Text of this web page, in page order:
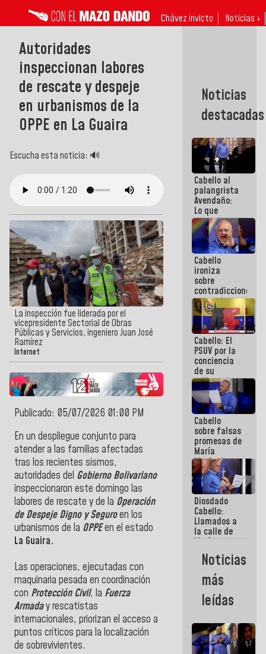
Chávez invicto Noticias ↓
Autoridades
inspeccionan labores
de rescate y despeje
en urbanismos de la
OPPE en La Guaira
Escucha esta noticia: 🔊
La inspección fue liderada por el
vicepresidente Sectorial de Obras
Públicas y Servicios, ingeniero Juan José
Ramírez
Internet
Publicado: 05/07/2026 01:00 PM
En un despliegue conjunto para
atender a las familias afectadas
tras los recientes sismos,
autoridades del Gobierno Bolivariano
inspeccionaron este domingo las
labores de rescate y de la Operación
de Despeje Digno y Seguroen los
urbanismos de la OPPEen el estado
La Guaira.
Las operaciones, ejecutadas con
maquinaria pesada en coordinación
con Protección Civil, la Fuerza
Armaday rescatistas
internacionales, priorizan el acceso a
puntos críticos para la localización
de sobrevivientes.
Noticias
destacadas
Cabello al
palangrista
Avendaño:
Lo que
vayas a
escribir
hazlo hoy
por que no
sabemos si
la semana
que viene
hay
programa
Cabello
ironiza
sobre
contradicciones
y mentiras
de María
Machado:
¡Créanle!
Cabello: El
PSUV por la
conciencia
de su
militancia
es la
organización
política más
sólida de
Venezuela
Cabello
sobre falsas
promesas de
María
Machado:
¿Quién le
puede creer?
¿Y la gente
que ella iba
a salvar en
La Guaira?
Diosdado
Cabello:
Llamados a
la calle de
María
Machado se
estrellaron
de frente
contra el
Pueblo
Noticias
más
leídas